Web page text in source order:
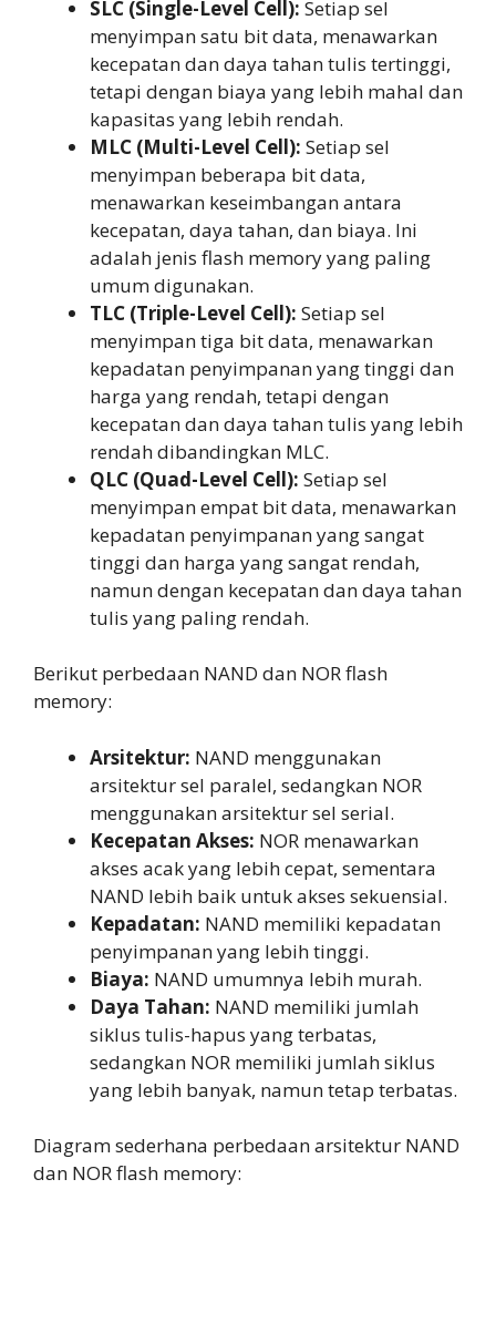
SLC (Single-Level Cell): Setiap sel
menyimpan satu bit data, menawarkan
kecepatan dan daya tahan tulis tertinggi,
tetapi dengan biaya yang lebih mahal dan
kapasitas yang lebih rendah.
MLC (Multi-Level Cell): Setiap sel
menyimpan beberapa bit data,
menawarkan keseimbangan antara
kecepatan, daya tahan, dan biaya. Ini
adalah jenis flash memory yang paling
umum digunakan.
TLC (Triple-Level Cell): Setiap sel
menyimpan tiga bit data, menawarkan
kepadatan penyimpanan yang tinggi dan
harga yang rendah, tetapi dengan
kecepatan dan daya tahan tulis yang lebih
rendah dibandingkan MLC.
QLC (Quad-Level Cell): Setiap sel
menyimpan empat bit data, menawarkan
kepadatan penyimpanan yang sangat
tinggi dan harga yang sangat rendah,
namun dengan kecepatan dan daya tahan
tulis yang paling rendah.
Berikut perbedaan NAND dan NOR flash
memory:
Arsitektur: NAND menggunakan
arsitektur sel paralel, sedangkan NOR
menggunakan arsitektur sel serial.
Kecepatan Akses: NOR menawarkan
akses acak yang lebih cepat, sementara
NAND lebih baik untuk akses sekuensial.
Kepadatan: NAND memiliki kepadatan
penyimpanan yang lebih tinggi.
Biaya: NAND umumnya lebih murah.
Daya Tahan: NAND memiliki jumlah
siklus tulis-hapus yang terbatas,
sedangkan NOR memiliki jumlah siklus
yang lebih banyak, namun tetap terbatas.
Diagram sederhana perbedaan arsitektur NAND
dan NOR flash memory: